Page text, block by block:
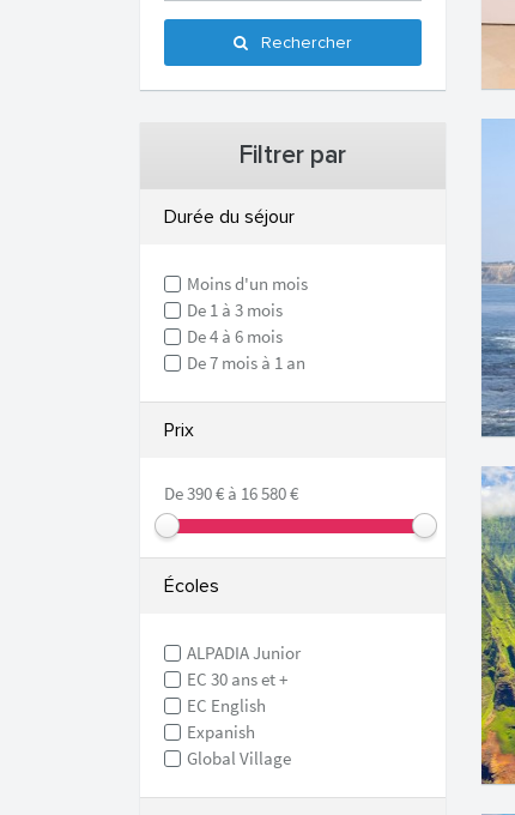
Rechercher
Filtrer par
Durée du séjour
Moins d'un mois
De 1 à 3 mois
De 4 à 6 mois
De 7 mois à 1 an
Prix
De 390 € à 16 580 €
Écoles
ALPADIA Junior
EC 30 ans et +
EC English
Expanish
Global Village